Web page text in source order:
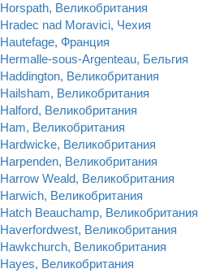
Horspath, Великобритания
Hradec nad Moravici, Чехия
Hautefage, Франция
Hermalle-sous-Argenteau, Бельгия
Haddington, Великобритания
Hailsham, Великобритания
Halford, Великобритания
Ham, Великобритания
Hardwicke, Великобритания
Harpenden, Великобритания
Harrow Weald, Великобритания
Harwich, Великобритания
Hatch Beauchamp, Великобритания
Haverfordwest, Великобритания
Hawkchurch, Великобритания
Hayes, Великобритания